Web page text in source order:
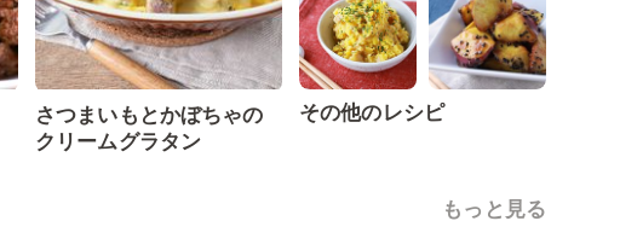
さつまいもとかぼちゃの
クリームグラタン
その他のレシピ
もっと見る